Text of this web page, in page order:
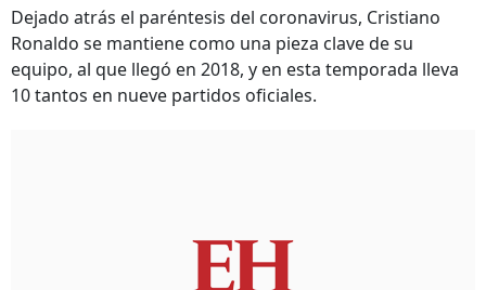
Dejado atrás el paréntesis del coronavirus, Cristiano
Ronaldo se mantiene como una pieza clave de su
equipo, al que llegó en 2018, y en esta temporada lleva
10 tantos en nueve partidos oficiales.